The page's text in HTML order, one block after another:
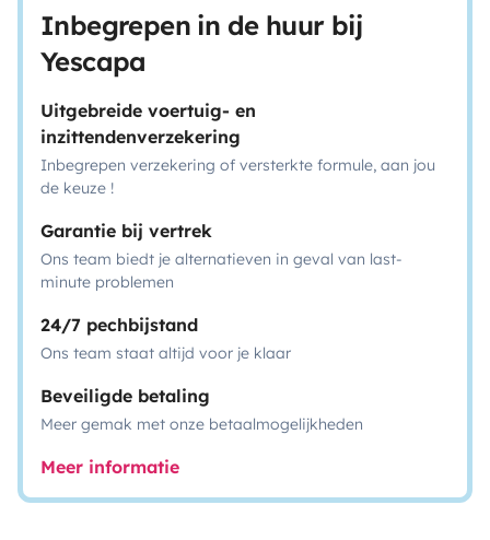
Inbegrepen in de huur bij
Yescapa
Uitgebreide voertuig- en
inzittendenverzekering
Inbegrepen verzekering of versterkte formule, aan jou
de keuze !
Garantie bij vertrek
Ons team biedt je alternatieven in geval van last-
minute problemen
24/7 pechbijstand
Ons team staat altijd voor je klaar
Beveiligde betaling
Meer gemak met onze betaalmogelijkheden
Meer informatie